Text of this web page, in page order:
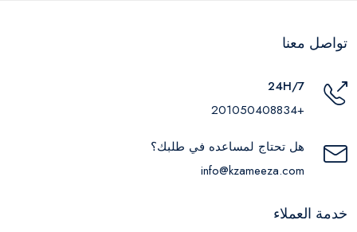
تواصل معنا
24H/7
+201050408834
هل تحتاج لمساعده في طلبك؟
info@kzameeza.com
خدمة العملاء